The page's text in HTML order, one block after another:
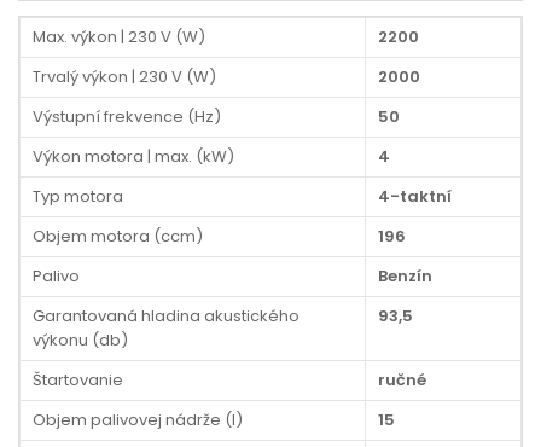
Max. výkon | 230 V (W)
2200
Trvalý výkon | 230 V (W)
2000
Výstupní frekvence (Hz)
50
Výkon motora | max. (kW)
4
Typ motora
4-taktní
Objem motora (ccm)
196
Palivo
Benzín
Garantovaná hladina akustického
výkonu (db)
93,5
Štartovanie
ručné
Objem palivovej nádrže (l)
15